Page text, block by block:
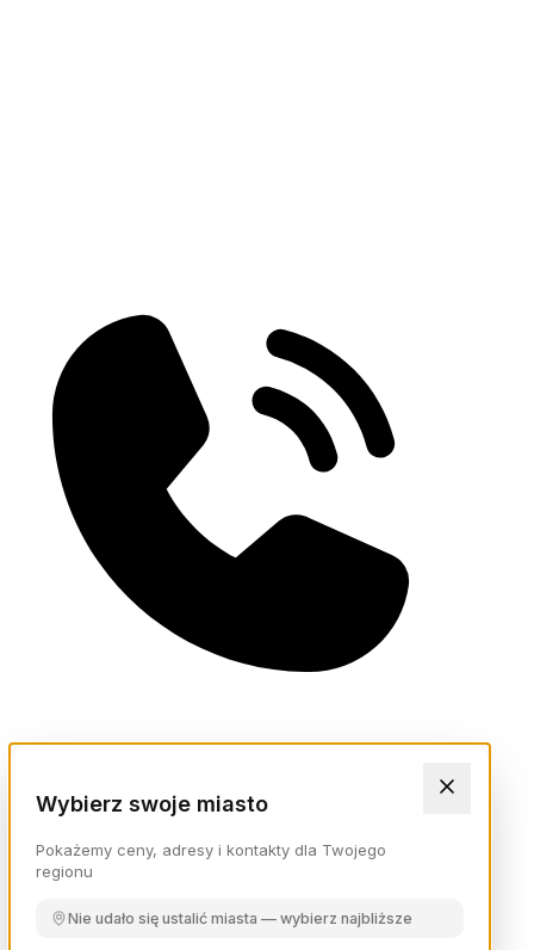
Wybierz swoje miasto
Pokażemy ceny, adresy i kontakty dla Twojego
regionu
Nie udało się ustalić miasta — wybierz najbliższe